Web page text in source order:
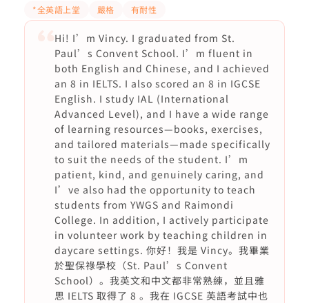
*全英語上堂 嚴格 有耐性
Hi! I’m Vincy. I graduated from St.
Paul’s Convent School. I’m fluent in
both English and Chinese, and I achieved
an 8 in IELTS. I also scored an 8 in IGCSE
English. I study IAL (International
Advanced Level), and I have a wide range
of learning resources—books, exercises,
and tailored materials—made specifically
to suit the needs of the student. I’m
patient, kind, and genuinely caring, and
I’ve also had the opportunity to teach
students from YWGS and Raimondi
College. In addition, I actively participate
in volunteer work by teaching children in
daycare settings. 你好！我是 Vincy。我畢業
於聖保祿學校（St. Paul’s Convent
School）。我英文和中文都非常熟練，並且雅
思 IELTS 取得了 8 。我在 IGCSE 英語考試中也